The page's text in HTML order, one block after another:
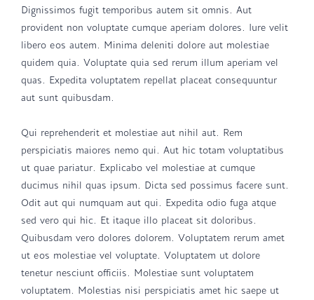
Dignissimos fugit temporibus autem sit omnis. Aut
provident non voluptate cumque aperiam dolores. Iure velit
libero eos autem. Minima deleniti dolore aut molestiae
quidem quia. Voluptate quia sed rerum illum aperiam vel
quas. Expedita voluptatem repellat placeat consequuntur
aut sunt quibusdam.
Qui reprehenderit et molestiae aut nihil aut. Rem
perspiciatis maiores nemo qui. Aut hic totam voluptatibus
ut quae pariatur. Explicabo vel molestiae at cumque
ducimus nihil quas ipsum. Dicta sed possimus facere sunt.
Odit aut qui numquam aut qui. Expedita odio fuga atque
sed vero qui hic. Et itaque illo placeat sit doloribus.
Quibusdam vero dolores dolorem. Voluptatem rerum amet
ut eos molestiae vel voluptate. Voluptatem ut dolore
tenetur nesciunt officiis. Molestiae sunt voluptatem
voluptatem. Molestias nisi perspiciatis amet hic saepe ut